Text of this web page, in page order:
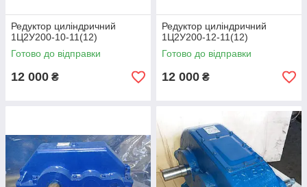
Редуктор циліндричний
1Ц2У200-10-11(12)
Готово до відправки
12 000 ₴
Редуктор циліндричний
1Ц2У200-12-11(12)
Готово до відправки
12 000 ₴